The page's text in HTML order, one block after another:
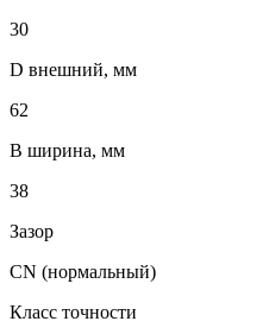
30
D внешний, мм
62
B ширина, мм
38
Зазор
CN (нормальный)
Класс точности